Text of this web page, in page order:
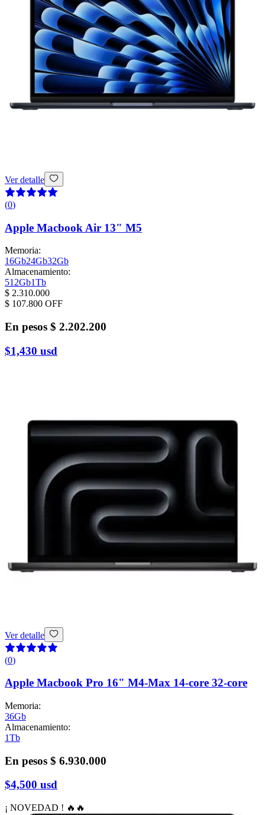
Ver detalle
(0)
Apple Macbook Air 13" M5
Memoria:
16Gb24Gb32Gb
Almacenamiento:
512Gb1Tb
$ 2.310.000
$ 107.800 OFF
En pesos $ 2.202.200
$1,430 usd
Ver detalle
(0)
Apple Macbook Pro 16" M4-Max 14-core 32-core
Memoria:
36Gb
Almacenamiento:
1Tb
En pesos $ 6.930.000
$4,500 usd
¡ NOVEDAD ! 🔥🔥